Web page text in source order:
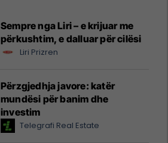
Sempre nga Liri – e krijuar me
përkushtim, e dalluar për cilësi
Liri Prizren
Përzgjedhja javore: katër
mundësi për banim dhe
investim
Telegrafi Real Estate